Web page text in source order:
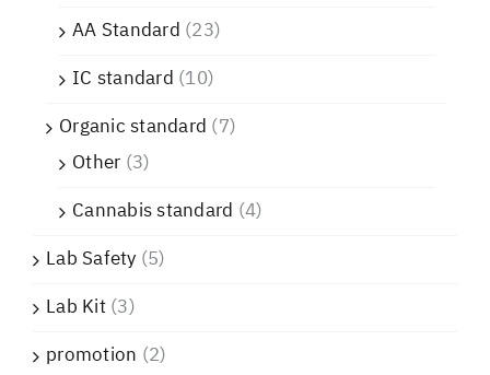
AA Standard (23)
IC standard (10)
Organic standard (7)
Other (3)
Cannabis standard (4)
Lab Safety (5)
Lab Kit(3)
promotion (2)